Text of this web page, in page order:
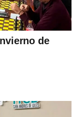
de